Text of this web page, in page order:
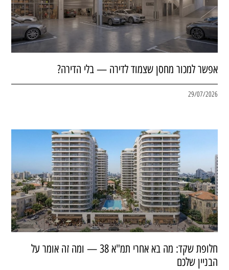
אפשר למכור מחסן שצמוד לדירה — בלי הדירה?
29/07/2026
חלופת שקד: מה בא אחרי תמ"א 38 — ומה זה אומר על
הבניין שלכם